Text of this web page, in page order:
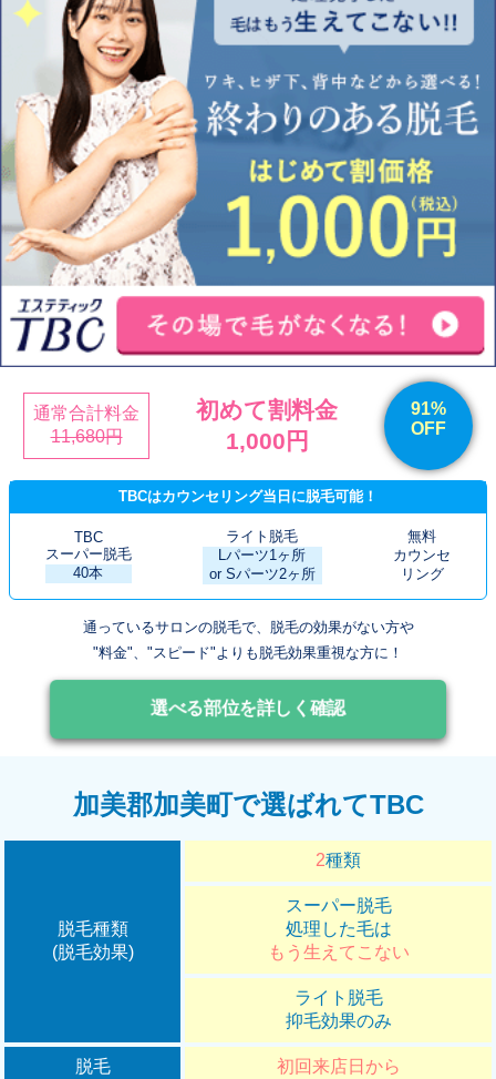
通常合計料金
11,680円
初めて割料金
1,000円
91%
OFF
TBCはカウンセリング当日に脱毛可能！
TBC
スーパー脱毛
40本
ライト脱毛
Lパーツ1ヶ所
or Sパーツ2ヶ所
無料
カウンセ
リング
通っているサロンの脱毛で、脱毛の効果がない方や
"料金"、"スピード"よりも脱毛効果重視な方に！
選べる部位を詳しく確認
加美郡加美町で選ばれてTBC
脱毛種類
(脱毛効果)
2種類
スーパー脱毛
処理した毛は
もう生えてこない
ライト脱毛
抑毛効果のみ
脱毛 初回来店日から